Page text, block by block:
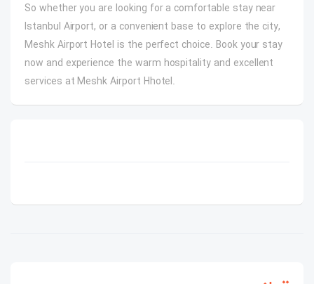
So whether you are looking for a comfortable stay near
Istanbul Airport, or a convenient base to explore the city,
Meshk Airport Hotel is the perfect choice. Book your stay
now and experience the warm hospitality and excellent
services at Meshk Airport Hhotel.